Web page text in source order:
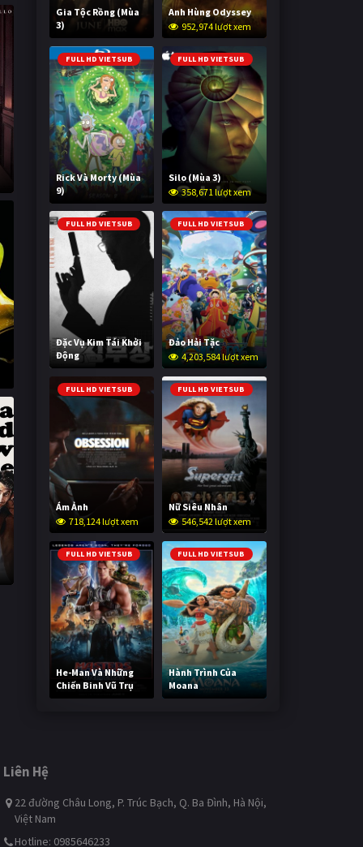
Gia Tộc Rồng (Mùa
3)
2,019,739 lượt xem
Anh Hùng Odyssey
952,974 lượt xem
FULL HD VIETSUB
Rick Và Morty (Mùa
9)
2,995,654 lượt xem
FULL HD VIETSUB
Silo (Mùa 3)
358,671 lượt xem
FULL HD VIETSUB
Đặc Vụ Kim Tái Khởi
Động
594,856 lượt xem
FULL HD VIETSUB
Đảo Hải Tặc
4,203,584 lượt xem
FULL HD VIETSUB
Ám Ảnh
718,124 lượt xem
FULL HD VIETSUB
Nữ Siêu Nhân
546,542 lượt xem
FULL HD VIETSUB
He-Man Và Những
Chiến Binh Vũ Trụ
237,923 lượt xem
FULL HD VIETSUB
Hành Trình Của
Moana
489,372 lượt xem
Liên Hệ
22 đường Châu Long, P. Trúc Bạch, Q. Ba Đình, Hà Nội,
Việt Nam
Hotline: 0985646233